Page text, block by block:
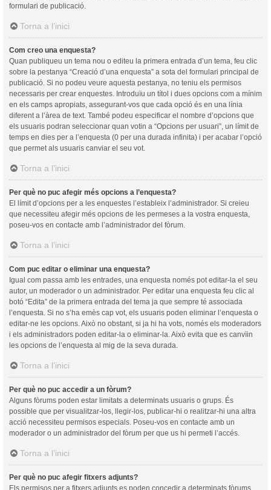
formulari de publicació.
Torna a l’inici
Com creo una enquesta?
Quan publiqueu un tema nou o editeu la primera entrada d’un tema, feu clic
sobre la pestanya “Creació d’una enquesta” a sota del formulari principal de
publicació. Si no podeu veure aquesta pestanya, no teniu els permisos
necessaris per crear enquestes. Introduïu un títol i dues opcions com a mínim
en els camps apropiats, assegurant-vos que cada opció és en una línia
diferent a l’àrea de text. També podeu especificar el nombre d’opcions que
els usuaris podran seleccionar quan votin a “Opcions per usuari”, un límit de
temps en dies per a l’enquesta (0 per una durada infinita) i per acabar l’opció
que permet als usuaris canviar el seu vot.
Torna a l’inici
Per què no puc afegir més opcions a l’enquesta?
El límit d’opcions per a les enquestes l’estableix l’administrador. Si creieu
que necessiteu afegir més opcions de les permeses a la vostra enquesta,
poseu-vos en contacte amb l’administrador del fòrum.
Torna a l’inici
Com puc editar o eliminar una enquesta?
Igual com passa amb les entrades, una enquesta només pot editar-la el seu
autor, un moderador o un administrador. Per editar una enquesta feu clic al
botó “Edita” de la primera entrada del tema ja que sempre té associada
l’enquesta. Si no s’ha emès cap vot, els usuaris poden eliminar l’enquesta o
editar-ne les opcions. Això no obstant, si ja hi ha vots, només els moderadors
i els administradors poden editar-la o eliminar-la. Això evita que es canvïin
les opcions de l’enquesta al mig de la seva durada.
Torna a l’inici
Per què no puc accedir a un fòrum?
Alguns fòrums poden estar limitats a determinats usuaris o grups. És
possible que per visualitzar-los, llegir-los, publicar-hi o realitzar-hi una altra
acció necessiteu permisos especials. Poseu-vos en contacte amb un
moderador o un administrador del fòrum per que us hi permeti l’accés.
Torna a l’inici
Per què no puc afegir fitxers adjunts?
Els permisos per a fitxers adjunts es poden concedir a determinats fòrums,